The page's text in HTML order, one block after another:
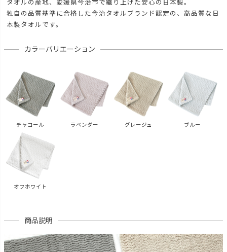
タオルの産地、愛媛県今治市で織り上げた安心の日本製。
独自の品質基準に合格した今治タオルブランド認定の、高品質な日
本製タオルです。
カラーバリエーション
チャコール ラベンダー グレージュ ブルー
オフホワイト
商品説明